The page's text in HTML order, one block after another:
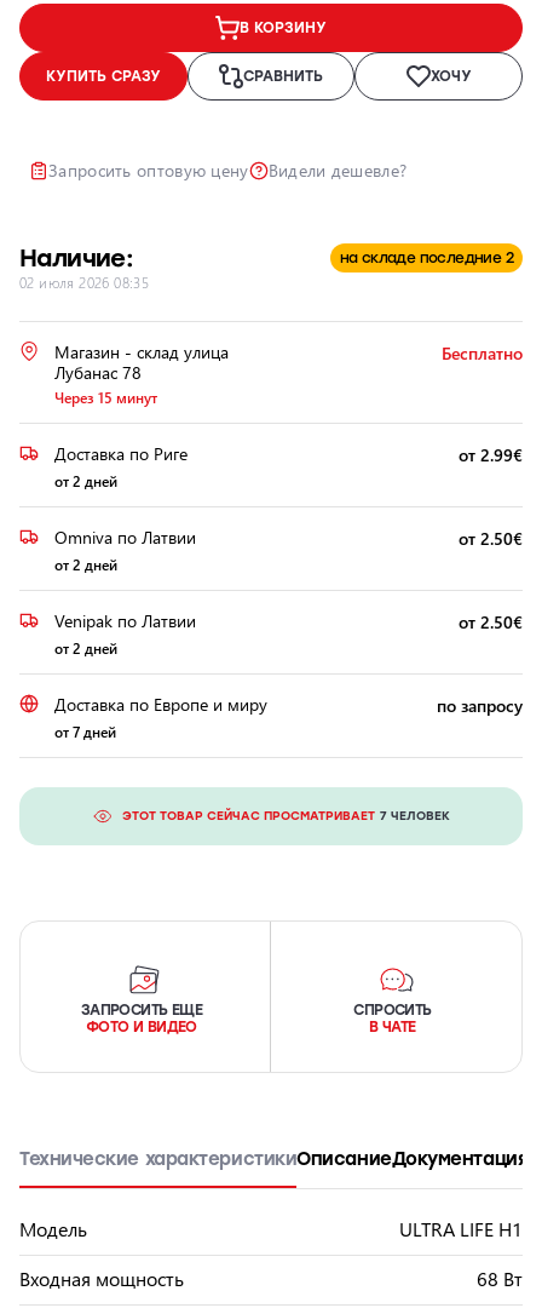
В КОРЗИНУ
КУПИТЬ СРАЗУ СРАВНИТЬ ХОЧУ
Запросить оптовую цену Видели дешевле?
Наличие: на складе последние 2
02 июля 2026 08:35
Магазин - склад улица
Лубанас 78
Через 15 минут
Бесплатно
Доставка по Риге
от 2 дней
от 2.99€
Omniva по Латвии
от 2 дней
от 2.50€
Venipak по Латвии
от 2 дней
от 2.50€
Доставка по Европе и миру
от 7 дней
по запросу
ЭТОТ ТОВАР СЕЙЧАС ПРОСМАТРИВАЕТ 7 ЧЕЛОВЕК
ЗАПРОСИТЬ ЕЩЕ
ФОТО И ВИДЕО
СПРОСИТЬ
В ЧАТЕ
Технические характеристикиОписаниеДокументация
Модель
ULTRA LIFE H1
Входная мощность
68 Вт
Ремонт и
восстановление
автомобильных
фар
оборудования